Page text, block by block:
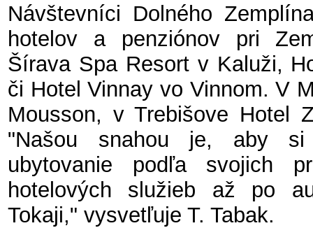
Návštevníci Dolného
hotelov a penziónov pri
Šírava Spa Resort v Kaluži,
či Hotel Vinnay vo Vinnom. V
Mousson, v Trebišove Hotel
"Našou snahou je, aby si
ubytovanie podľa svojich
hotelových služieb až po
Tokaji," vysvetľuje T. Tabak.